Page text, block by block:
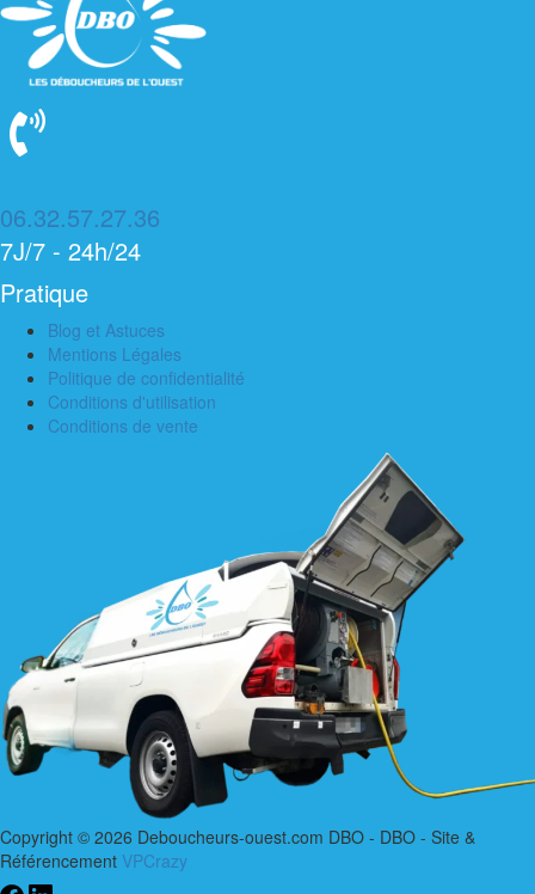
06.32.57.27.36
7J/7 - 24h/24
Pratique
Blog et Astuces
Mentions Légales
Politique de confidentialité
Conditions d'utilisation
Conditions de vente
Copyright © 2026 Deboucheurs-ouest.com DBO - DBO - Site &
Référencement VPCrazy